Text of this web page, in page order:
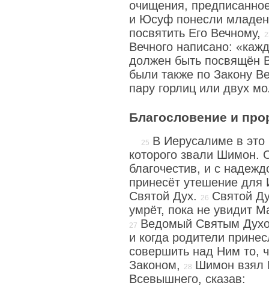
очищения,
и Юсуф понесли
посвятить Его Вечному,
Вечного написано:
должен быть посвящён
были также по Закону
пару горлиц или двух
Благословение и
В Иерусалиме в
которого звали Шимон.
благочестив, и с
принесёт утешение
Святой Дух.
Святой
умрёт, пока не увидит
Ведомый Святым
и когда родители
совершить над Ним то,
Законом,
Шимон взял
Всевышнего, сказав: